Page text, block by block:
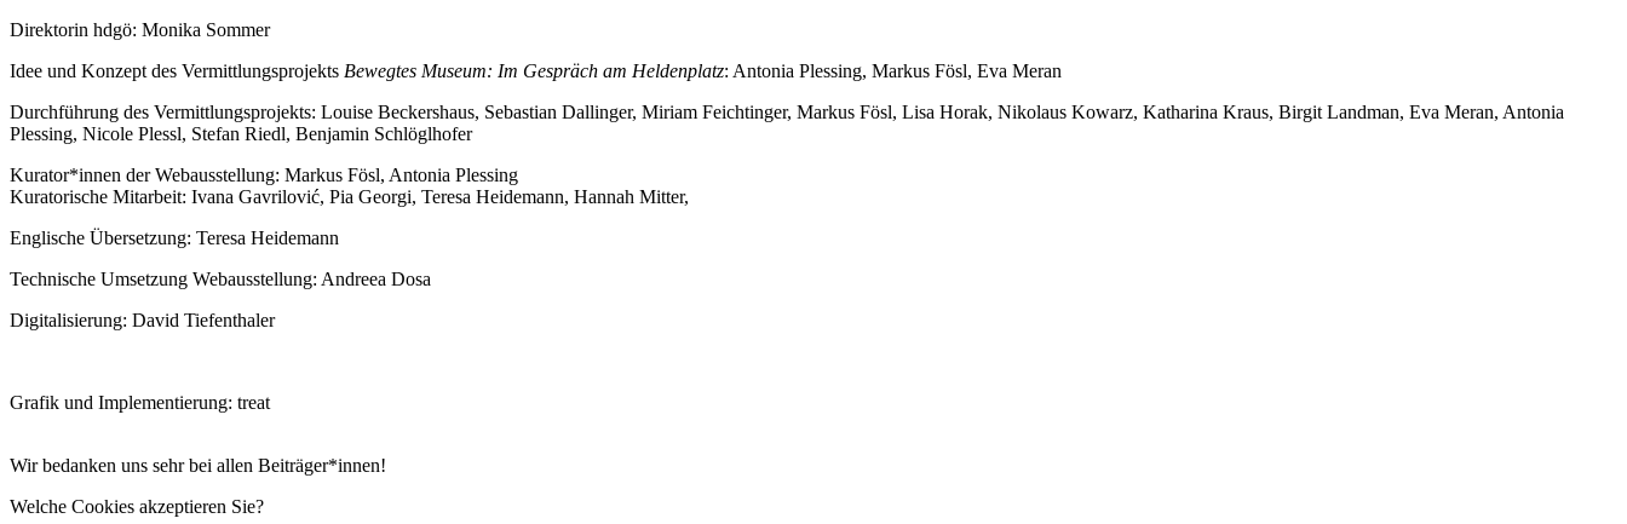
Direktorin hdgö: Monika Sommer
Idee und Konzept des Vermittlungsprojekts Bewegtes Museum: Im Gespräch am Heldenplatz: Antonia Plessing, Markus Fösl, Eva Meran
Durchführung des Vermittlungsprojekts: Louise Beckershaus, Sebastian Dallinger, Miriam Feichtinger, Markus Fösl, Lisa Horak, Nikolaus Kowarz, Katharina Kraus, Birgit Landman, Eva Meran, Antonia
Plessing, Nicole Plessl, Stefan Riedl, Benjamin Schlöglhofer
Kurator*innen der Webausstellung: Markus Fösl, Antonia Plessing
Kuratorische Mitarbeit: Ivana Gavrilović, Pia Georgi, Teresa Heidemann, Hannah Mitter,
Englische Übersetzung: Teresa Heidemann
Technische Umsetzung Webausstellung: Andreea Dosa
Digitalisierung: David Tiefenthaler
Grafik und Implementierung: treat
Wir bedanken uns sehr bei allen Beiträger*innen!
Welche Cookies akzeptieren Sie?